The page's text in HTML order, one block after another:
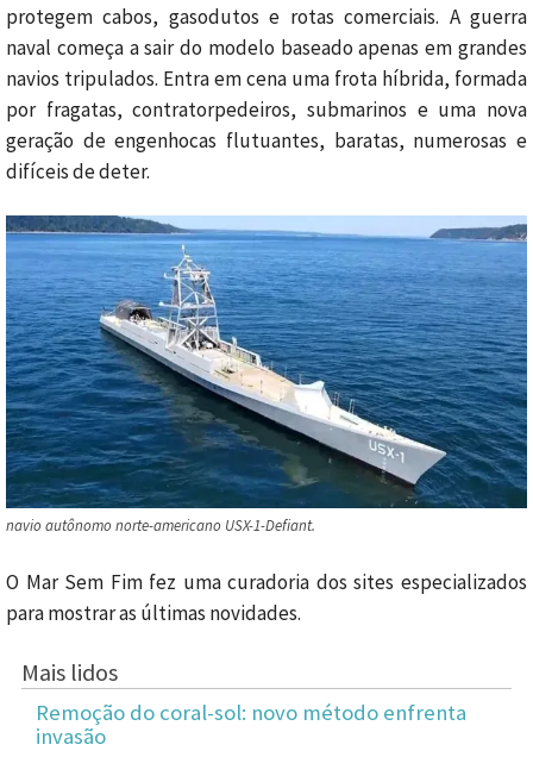
protegem cabos, gasodutos e rotas comerciais. A guerra
naval começa a sair do modelo baseado apenas em grandes
navios tripulados. Entra em cena uma frota híbrida, formada
por fragatas, contratorpedeiros, submarinos e uma nova
geração de engenhocas flutuantes, baratas, numerosas e
difíceis de deter.
navio autônomo norte-americano USX-1-Defiant.
O Mar Sem Fim fez uma curadoria dos sites especializados
para mostrar as últimas novidades.
Mais lidos
Remoção do coral-sol: novo método enfrenta
invasão